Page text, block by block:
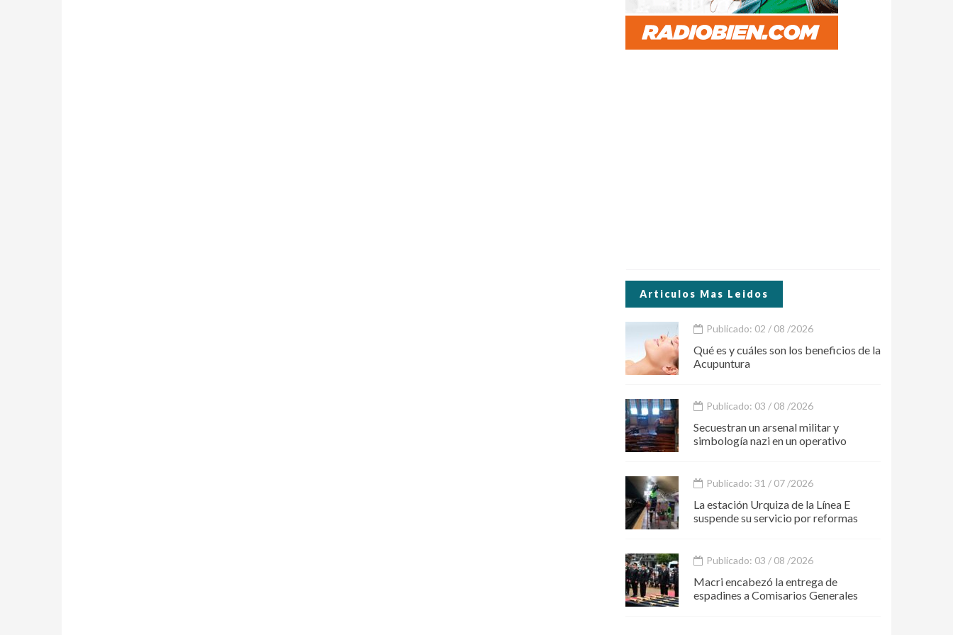
Articulos Mas Leidos
Publicado: 02 / 08 /2026
Qué es y cuáles son los beneficios de la
Acupuntura
Publicado: 03 / 08 /2026
Secuestran un arsenal militar y
simbología nazi en un operativo
Publicado: 31 / 07 /2026
La estación Urquiza de la Línea E
suspende su servicio por reformas
Publicado: 03 / 08 /2026
Macri encabezó la entrega de
espadines a Comisarios Generales